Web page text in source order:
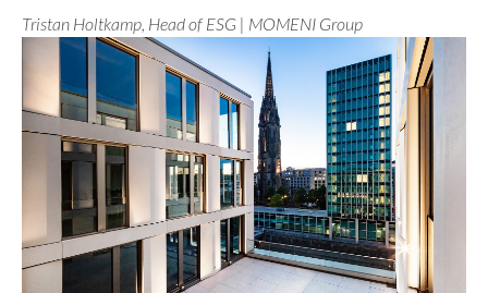
Tristan Holtkamp, Head of ESG | MOMENI Group